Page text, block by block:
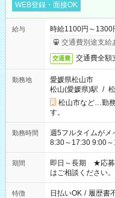
WEB登録・面接OK
給与
時給1100円～
交通費別途支給
交通費 交通費全額
勤務地
愛媛県松山市
松山(愛媛県)駅 /
松山市など…勤
す。
勤務時間
週5フルタイムがメインです！ ＜勤務時
8:30～17:30 9:00
その他にも勤務時
ご希望を教えてく
期間
即日～長期 ★応募
はご相談ください
特徴 日払いOK / 履歴書